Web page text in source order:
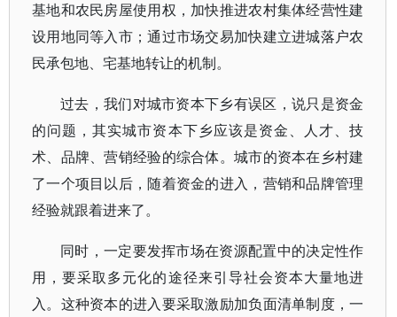
基地和农民房屋使用权，加快推进农村集体经营性建
设用地同等入市；通过市场交易加快建立进城落户农
民承包地、宅基地转让的机制。
过去，我们对城市资本下乡有误区，说只是资金
的问题，其实城市资本下乡应该是资金、人才、技
术、品牌、营销经验的综合体。城市的资本在乡村建
了一个项目以后，随着资金的进入，营销和品牌管理
经验就跟着进来了。
同时，一定要发挥市场在资源配置中的决定性作
用，要采取多元化的途径来引导社会资本大量地进
入。这种资本的进入要采取激励加负面清单制度，一